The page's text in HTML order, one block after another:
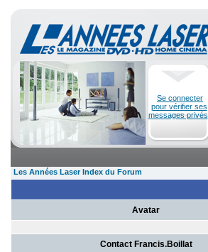
Se connecter
pour vérifier ses
messages privés
Les Années Laser Index du Forum
Avatar
Contact Francis.Boillat